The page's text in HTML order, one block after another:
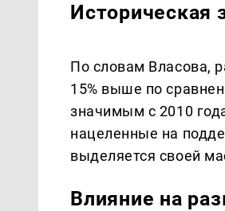
Историческая
По словам Власова,
15% выше по
значимым с 2010
нацеленные на
выделяется своей
Влияние на